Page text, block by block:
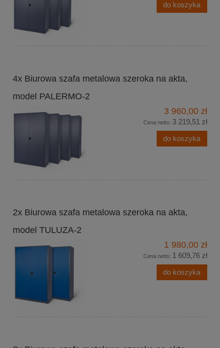
do koszyka
4x Biurowa szafa metalowa szeroka na akta,
model PALERMO-2
3 960,00 zł
Cena netto: 3 219,51 zł
do koszyka
2x Biurowa szafa metalowa szeroka na akta,
model TULUZA-2
1 980,00 zł
Cena netto: 1 609,76 zł
do koszyka